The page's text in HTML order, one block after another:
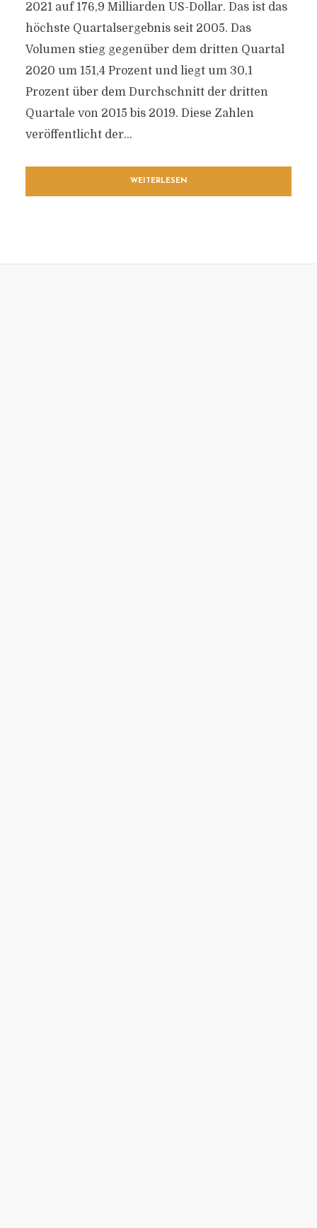
2021 auf 176,9 Milliarden US-Dollar. Das ist das
höchste Quartalsergebnis seit 2005. Das
Volumen stieg gegenüber dem dritten Quartal
2020 um 151,4 Prozent und liegt um 30,1
Prozent über dem Durchschnitt der dritten
Quartale von 2015 bis 2019. Diese Zahlen
veröffentlicht der...
WEITERLESEN